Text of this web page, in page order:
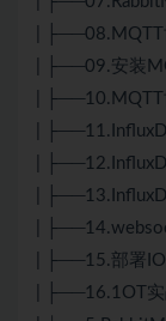
|
| ├──09.安装
| ├──10.MQTT
|
|
|
|
| ├──15.部署
| ├──16.1OT